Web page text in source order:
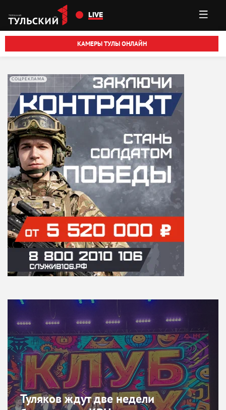
Перейти к основному содержанию
LIVE
КАМЕРЫ ТУЛЫ ОНЛАЙН
СОЦРЕКЛАМА
Туляков ждут две недели